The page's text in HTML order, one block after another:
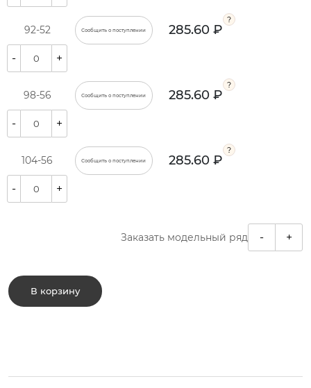
92-52 Сообщить о поступлении 285.60 ₽
- +
98-56 Сообщить о поступлении 285.60 ₽
- +
104-56 Сообщить о поступлении 285.60 ₽
- +
Заказать модельный ряд - +
В корзину